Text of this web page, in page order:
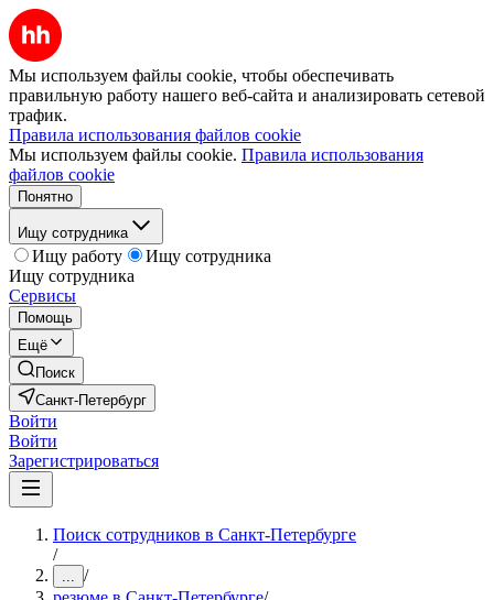
Мы используем файлы cookie, чтобы обеспечивать
правильную работу нашего веб-сайта и анализировать сетевой
трафик.
Правила использования файлов cookie
Мы используем файлы cookie. Правила использования
файлов cookie
Понятно
Ищу сотрудника
Ищу работу
Ищу сотрудника
Ищу сотрудника
Сервисы
Помощь
Ещё
Поиск
Санкт-Петербург
Войти
Войти
Зарегистрироваться
Поиск сотрудников в Санкт-Петербурге
/
... /